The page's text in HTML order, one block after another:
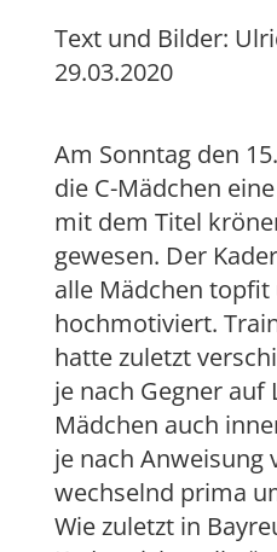
Text und Bilder:
29.03.2020
Am Sonntag den
die C-Mädchen
mit dem Titel
gewesen. Der
alle Mädchen topfit
hochmotiviert.
hatte zuletzt
je nach Gegner auf
Mädchen auch
je nach Anweisung
wechselnd prima
Wie zuletzt in